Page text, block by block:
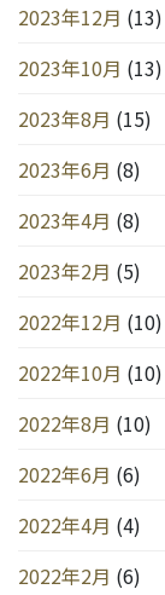
2023年12月 (13)
2023年10月 (13)
2023年8月 (15)
2023年6月 (8)
2023年4月 (8)
2023年2月 (5)
2022年12月 (10)
2022年10月 (10)
2022年8月 (10)
2022年6月 (6)
2022年4月 (4)
2022年2月 (6)